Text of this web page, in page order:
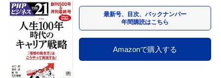
最新号、目次、バックナンバー
年間購読はこちら
Amazonで購入する